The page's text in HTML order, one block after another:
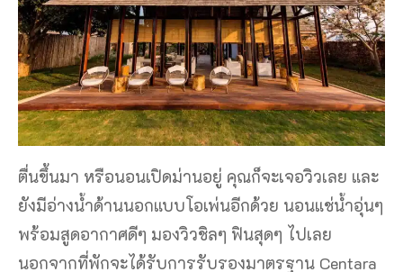
ตื่นขึ้นมา หรือนอนเปิดม่านอยู่ คุณก็จะเจอวิวเลย และ
ยังมีอ่างน้ำด้านนอกแบบโอเพ่นอีกด้วย นอนแช่น้ำอุ่นๆ
พร้อมสูดอากาศดีๆ มองวิวชิลๆ ฟินสุดๆ ไปเลย
นอกจากที่พักจะได้รับการรับรองมาตรฐาน Centara